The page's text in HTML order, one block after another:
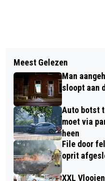
GEEN VRIJ VAN
VAKANTIE.
VOET AFGEWEZEN
ERWIN MOLS: 20
FIETSEN AAN DE
Meest Gelezen
Man
sloopt aan
Auto botst
moet via
heen
File door
oprit
XXL